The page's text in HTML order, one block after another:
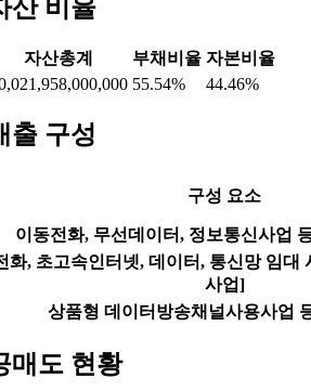
산 비율
자산총계 부채비율 자본비율
55.54% 44.46%
출 구성
구성 요소
이동전화, 무선데이터, 정보통신사업
화, 초고속인터넷, 데이터, 통신망 임대
사업]
상품형 데이터방송채널사용사업
매도 현황